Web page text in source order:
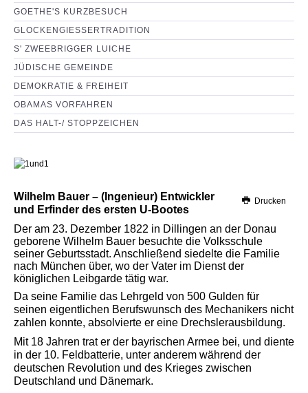
GOETHE'S KURZBESUCH
GLOCKENGIESSERTRADITION
S' ZWEEBRIGGER LUICHE
JÜDISCHE GEMEINDE
DEMOKRATIE & FREIHEIT
OBAMAS VORFAHREN
DAS HALT-/ STOPPZEICHEN
Drucken
Wilhelm Bauer – (Ingenieur) Entwickler
und Erfinder des ersten U-Bootes
Der am 23. Dezember 1822 in Dillingen an der Donau
geborene Wilhelm Bauer besuchte die Volksschule
seiner Geburtsstadt. Anschließend siedelte die Familie
nach München über, wo der Vater im Dienst der
königlichen Leibgarde tätig war.
Da seine Familie das Lehrgeld von 500 Gulden für
seinen eigentlichen Berufswunsch des Mechanikers nicht
zahlen konnte, absolvierte er eine Drechslerausbildung.
Mit 18 Jahren trat er der bayrischen Armee bei, und diente
in der 10. Feldbatterie, unter anderem während der
deutschen Revolution und des Krieges zwischen
Deutschland und Dänemark.